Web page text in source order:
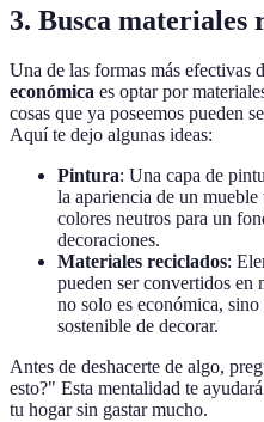
3. Busca materiales
Una de las formas más efectivas
económica es optar por
cosas que ya poseemos pueden
Aquí te dejo algunas ideas:
Pintura: Una capa de
la apariencia de un
colores neutros para un
decoraciones.
Materiales reciclados:
pueden ser convertidos en
no solo es económica,
sostenible de decorar.
Antes de deshacerte de algo,
esto?" Esta mentalidad te
tu hogar sin gastar mucho.